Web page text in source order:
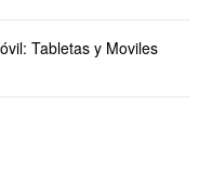
Tabletas y Moviles